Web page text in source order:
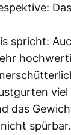
spricht:
viel
das